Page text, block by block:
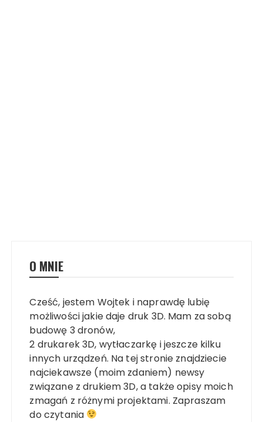
O MNIE
Cześć, jestem Wojtek i naprawdę lubię
możliwości jakie daje druk 3D. Mam za sobą
budowę 3 dronów,
2 drukarek 3D, wytłaczarkę i jeszcze kilku
innych urządzeń. Na tej stronie znajdziecie
najciekawsze (moim zdaniem) newsy
związane z drukiem 3D, a także opisy moich
zmagań z różnymi projektami. Zapraszam
do czytania